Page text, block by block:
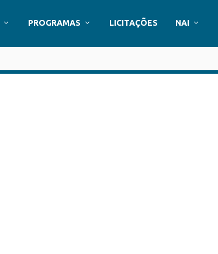
PROGRAMAS LICITAÇÕES NAI